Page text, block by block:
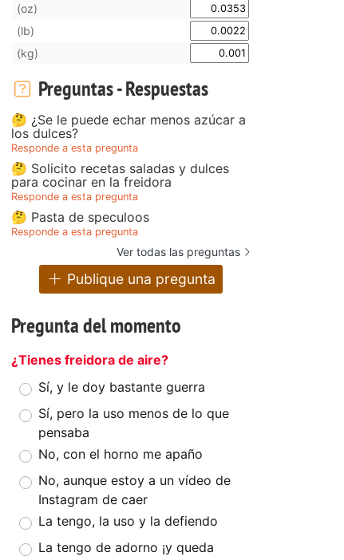
(oz)
(lb)
(kg)
Preguntas - Respuestas
🤔 ¿Se le puede echar menos azúcar a
los dulces?
Responde a esta pregunta
🤔 Solicito recetas saladas y dulces
para cocinar en la freidora
Responde a esta pregunta
🤔 Pasta de speculoos
Responde a esta pregunta
Ver todas las preguntas
Publique una pregunta
Pregunta del momento
¿Tienes freidora de aire?
Sí, y le doy bastante guerra
Sí, pero la uso menos de lo que
pensaba
No, con el horno me apaño
No, aunque estoy a un vídeo de
Instagram de caer
La tengo, la uso y la defiendo
La tengo de adorno ¡y queda